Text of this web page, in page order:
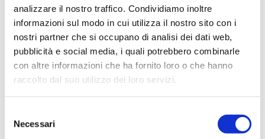
analizzare il nostro traffico. Condividiamo inoltre
informazioni sul modo in cui utilizza il nostro sito con i
nostri partner che si occupano di analisi dei dati web,
pubblicità e social media, i quali potrebbero combinarle
con altre informazioni che ha fornito loro o che hanno
raccolto dal suo utilizzo dei loro servizi.
delNecessari
COMPENSO PER SERVIZIO DI SORVEGLIANZA
ARCHEOLOGICA PER LAVORI DI SOSTITUZIONE
CONDOTTA IDRICA VIA GORIZIA SAN CANZIAN
D'ISONZO
Elenco operatori invitati:
Affidamento ai sensi del Regolamento Generale